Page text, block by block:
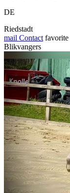
DE
Riedstadt
mail Contact favorite
Blikvangers